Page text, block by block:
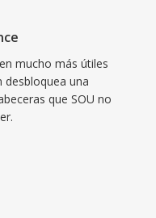
mucho más útiles
desbloquea una
que SOU no